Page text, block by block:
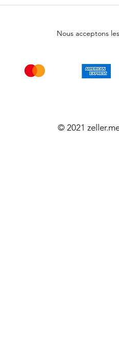
Nous acceptons
© 2021